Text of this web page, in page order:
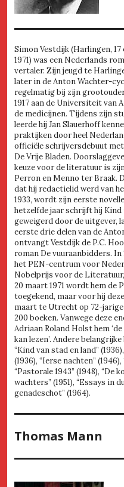
Simon Vestdijk (Harlingen,
1971) was een Nederlands
vertaler. Zijn jeugd te
later in de Anton Wachter-
regelmatig bij zijn
1917 aan de Universiteit
de medicijnen. Tijdens zijn
leerde hij Jan Slauerhoff
praktijken door heel
officiële schrijversdebuut
De Vrije Bladen.
keuze voor de literatuur is
Perron en Menno ter Braak.
dat hij redactielid werd van
1933, wordt zijn eerste
hetzelfde jaar schrijft hij
geweigerd door de uitgever,
eerste drie delen van de
ontvangt Vestdijk de P.C.
roman De vuuraanbidders.
het PEN-centrum voor
Nobelprijs voor de
20 maart 1971 wordt hem
toegekend, maar voor hij
maart te Utrecht op 72-
200 boeken. Vanwege deze
Adriaan Roland Holst hem
kan lezen’. Andere
“Kind van stad en land”
(1936), “Ierse nachten”
“Pastorale 1943” (1948), “De
wachters” (1951), “Essays in
genadeschot” (1964).
Thomas Mann